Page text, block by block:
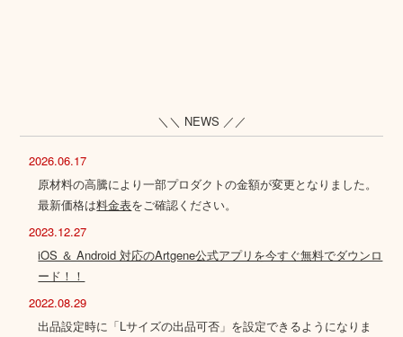
＼＼ NEWS ／／
2026.06.17
原材料の高騰により一部プロダクトの金額が変更となりました。
最新価格は料金表をご確認ください。
2023.12.27
iOS ＆ Android 対応のArtgene公式アプリを今すぐ無料でダウンロ
ード！！
2022.08.29
出品設定時に「Lサイズの出品可否」を設定できるようになりま